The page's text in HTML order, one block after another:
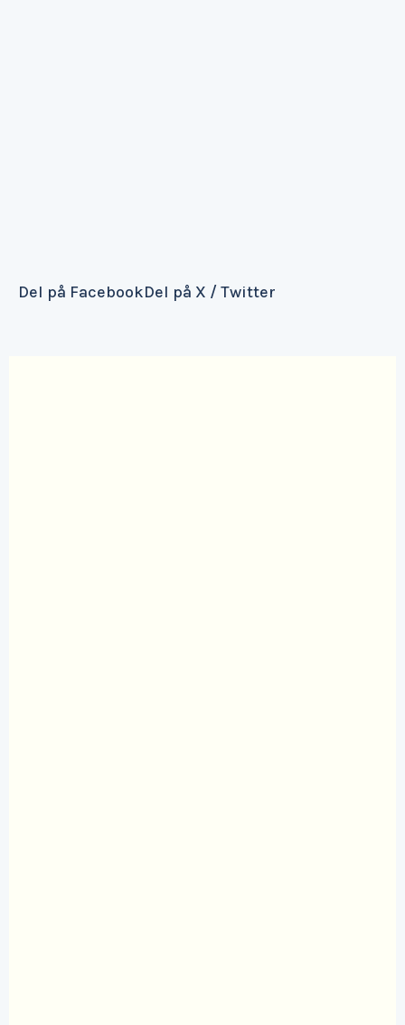
Del på FacebookDel på X / Twitter